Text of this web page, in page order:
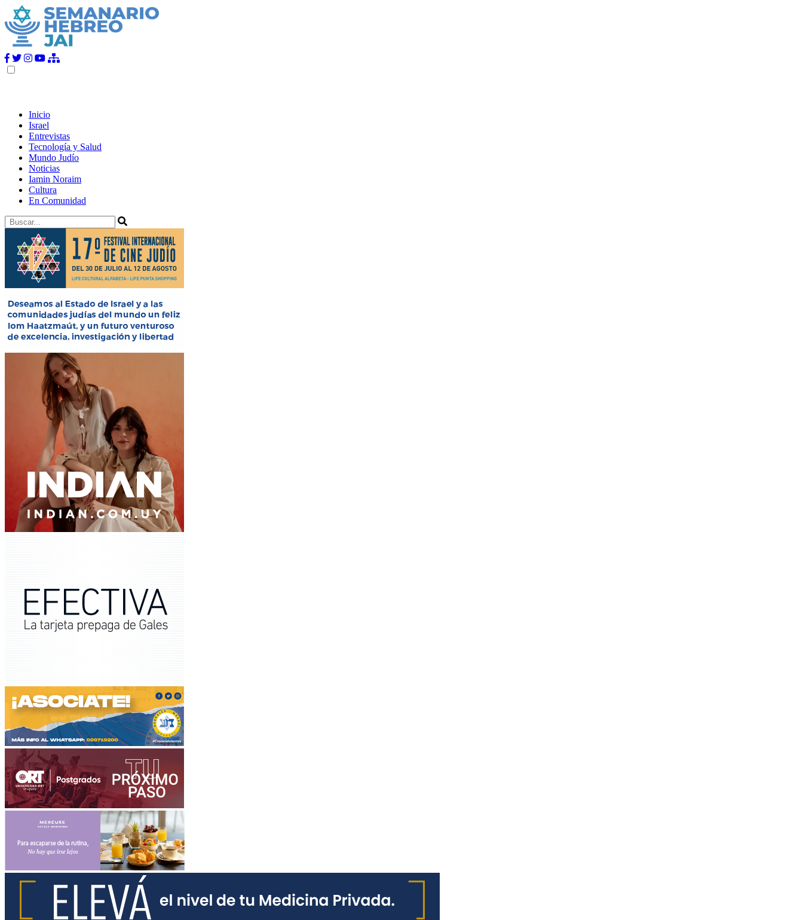
Inicio
Israel
Entrevistas
Tecnología y Salud
Mundo Judío
Noticias
Iamin Noraim
Cultura
En Comunidad